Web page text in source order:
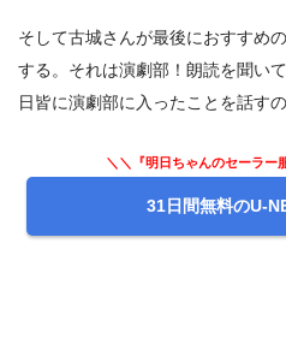
そして古城さんが最後におすすめ
する。それは演劇部！朗読を聞い
日皆に演劇部に入ったことを話すの
＼＼『明日ちゃんのセーラー
31日間無料のU-